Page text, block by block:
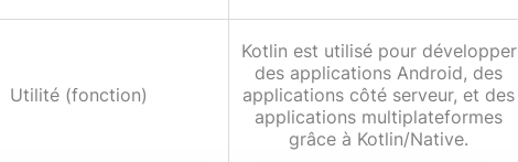
Utilité (fonction)
Kotlin est utilisé pour développer
des applications Android, des
applications côté serveur, et des
applications multiplateformes
grâce à Kotlin/Native.